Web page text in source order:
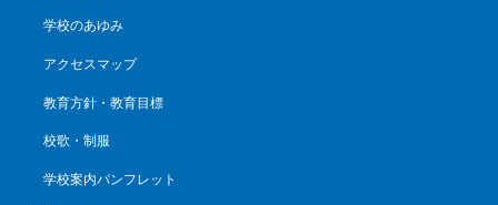
学校のあゆみ
アクセスマップ
教育方針・教育目標
校歌・制服
学校案内パンフレット